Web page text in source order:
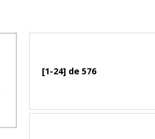
[1-24] de 576